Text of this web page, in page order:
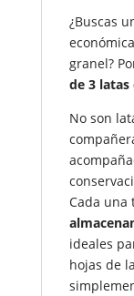
Latas
Sueltas
Estilo
Segundamano
cantidad
¿Buscas
granel?
de 3
No son
Cada una
ideales
hojas de